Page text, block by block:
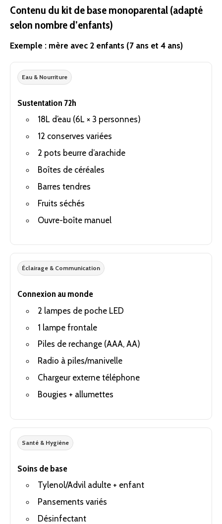
Contenu du kit de base monoparental (adapté
selon nombre d’enfants)
Exemple : mère avec 2 enfants (7 ans et 4 ans)
Eau & Nourriture
Sustentation 72h
18L d’eau (6L × 3 personnes)
12 conserves variées
2 pots beurre d’arachide
Boîtes de céréales
Barres tendres
Fruits séchés
Ouvre-boîte manuel
Éclairage & Communication
Connexion au monde
2 lampes de poche LED
1 lampe frontale
Piles de rechange (AAA, AA)
Radio à piles/manivelle
Chargeur externe téléphone
Bougies + allumettes
Santé & Hygiène
Soins de base
Tylenol/Advil adulte + enfant
Pansements variés
Désinfectant